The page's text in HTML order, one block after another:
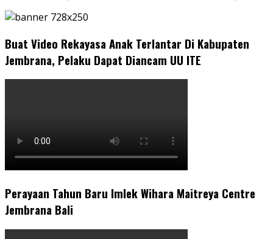
Buat Video Rekayasa Anak Terlantar Di Kabupaten
Jembrana, Pelaku Dapat Diancam UU ITE
Perayaan Tahun Baru Imlek Wihara Maitreya Centre
Jembrana Bali